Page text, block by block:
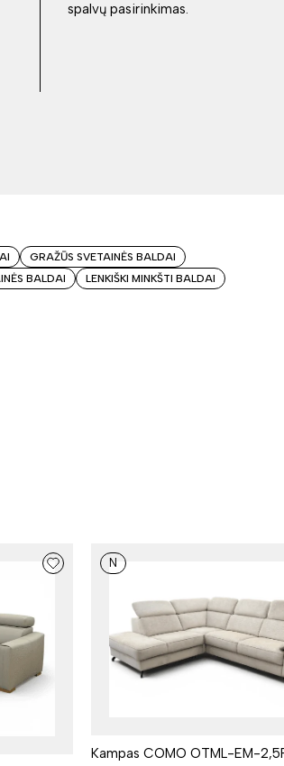
spalvų pasirinkimas.
GRAŽŪS SVETAINĖS BALDAI
BALDAI
LENKIŠKI MINKŠTI BALDAI
N
Kampas COMO OTML-EM-